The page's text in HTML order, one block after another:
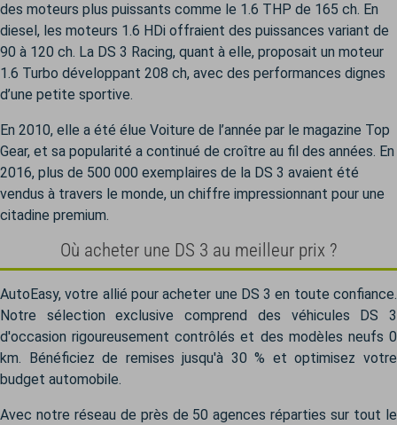
des moteurs plus puissants comme le 1.6 THP de 165 ch. En
diesel, les moteurs 1.6 HDi offraient des puissances variant de
90 à 120 ch. La DS 3 Racing, quant à elle, proposait un moteur
1.6 Turbo développant 208 ch, avec des performances dignes
d’une petite sportive.
En 2010, elle a été élue Voiture de l’année par le magazine Top
Gear, et sa popularité a continué de croître au fil des années. En
2016, plus de 500 000 exemplaires de la DS 3 avaient été
vendus à travers le monde, un chiffre impressionnant pour une
citadine premium.
Où acheter une DS 3 au meilleur prix ?
AutoEasy, votre allié pour acheter une DS 3 en toute confiance.
Notre sélection exclusive comprend des véhicules DS 3
d'occasion rigoureusement contrôlés et des modèles neufs 0
km. Bénéficiez de remises jusqu'à 30 % et optimisez votre
budget automobile.
Avec notre réseau de près de 50 agences réparties sur tout le